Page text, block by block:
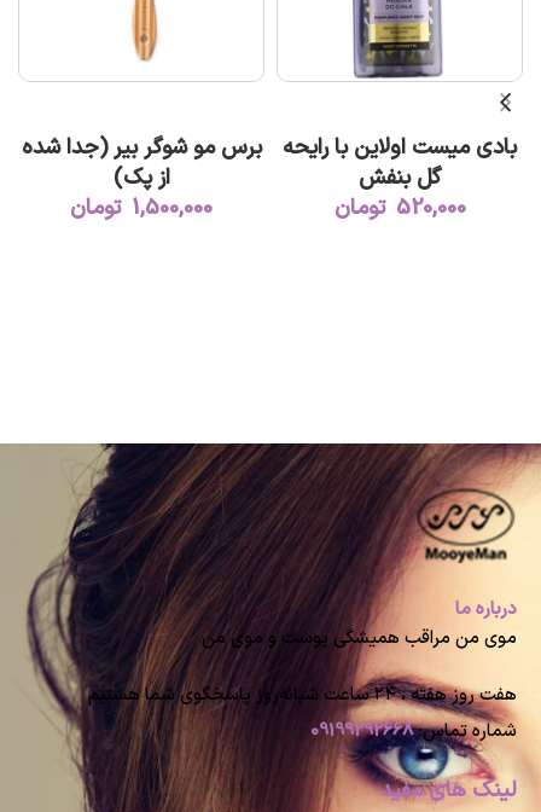
بادی میست اولاین با رایحه
گل بنفش
520,000 تومان
برس مو شوگر بیر (جدا شده
از پک)
1,500,000 تومان
درباره ما
موی من مراقب همیشگی پوست و موی من
هفت روز هفته ، ۲۴ ساعت شبانه‌روز پاسخگوی شما هستیم
شماره تماس:09199292668
لینک های مفید